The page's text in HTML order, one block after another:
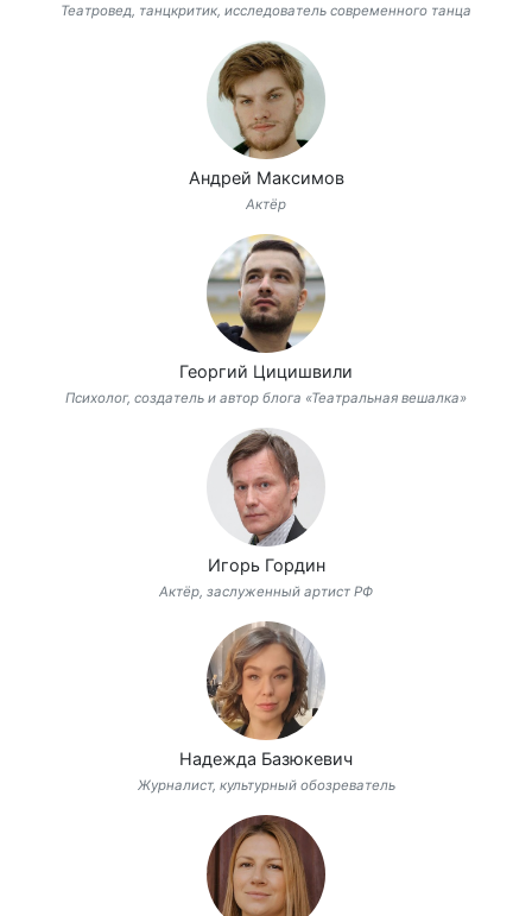
Театровед, танцкритик, исследователь современного танца
Андрей Максимов
Актёр
Георгий Цицишвили
Психолог, создатель и автор блога «Театральная вешалка»
Игорь Гордин
Актёр, заслуженный артист РФ
Надежда Базюкевич
Журналист, культурный обозреватель